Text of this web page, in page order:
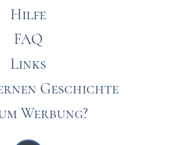
Hilfe
FAQ
Links
Geschichte
Werbung?